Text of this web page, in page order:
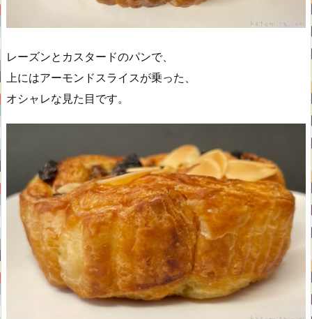
レーズンとカスタードのパンで、
上にはアーモンドスライスが乗った、
オシャレな見た目です。